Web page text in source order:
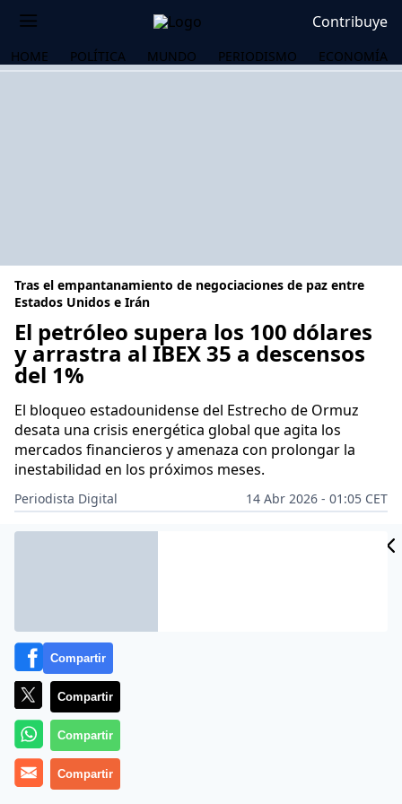
Contribuye
HOME POLÍTICA MUNDO PERIODISMO ECONOMÍA
Tras el empantanamiento de negociaciones de paz entre
Estados Unidos e Irán
El petróleo supera los 100 dólares
y arrastra al IBEX 35 a descensos
del 1%
El bloqueo estadounidense del Estrecho de Ormuz
desata una crisis energética global que agita los
mercados financieros y amenaza con prolongar la
inestabilidad en los próximos meses.
Periodista Digital
14 Abr 2026 - 01:05 CET
Archivado en: ECONOMÍA
Compartir
Compartir
Compartir
Compartir